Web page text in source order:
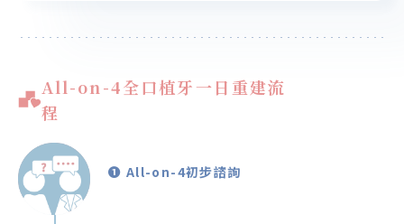
All-on-4全口植牙一日重建流
程
❶ All-on-4初步諮詢